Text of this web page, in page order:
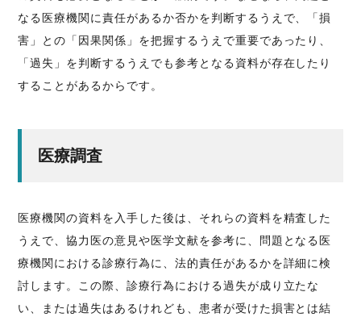
なる医療機関に責任があるか否かを判断するうえで、「損
害」との「因果関係」を把握するうえで重要であったり、
「過失」を判断するうえでも参考となる資料が存在したり
することがあるからです。
医療調査
医療機関の資料を入手した後は、それらの資料を精査した
うえで、協力医の意見や医学文献を参考に、問題となる医
療機関における診療行為に、法的責任があるかを詳細に検
討します。この際、診療行為における過失が成り立たな
い、または過失はあるけれども、患者が受けた損害とは結